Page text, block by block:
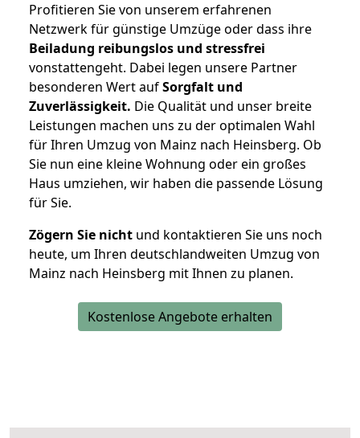
Profitieren Sie von unserem erfahrenen
Netzwerk für günstige Umzüge oder dass ihre
Beiladung reibungslos und stressfrei
vonstattengeht. Dabei legen unsere Partner
besonderen Wert aufSorgfalt und
Zuverlässigkeit. Die Qualität und unser breite
Leistungen machen uns zu der optimalen Wahl
für Ihren Umzug von Mainz nach Heinsberg. Ob
Sie nun eine kleine Wohnung oder ein großes
Haus umziehen, wir haben die passende Lösung
für Sie.
Zögern Sie nicht und kontaktieren Sie uns noch
heute, um Ihren deutschlandweiten Umzug von
Mainz nach Heinsberg mit Ihnen zu planen.
Kostenlose Angebote erhalten